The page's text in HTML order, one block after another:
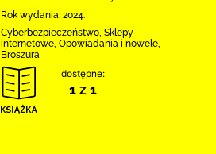
Rok wydania: 2024.
Cyberbezpieczeństwo, Sklepy
internetowe, Opowiadania i nowele,
Broszura
dostępne:
1 z 1